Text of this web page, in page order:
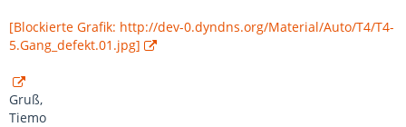
[Blockierte Grafik: http://dev-0.dyndns.org/Material/Auto/T4/T4-
5.Gang_defekt.01.jpg]
Gruß,
Tiemo